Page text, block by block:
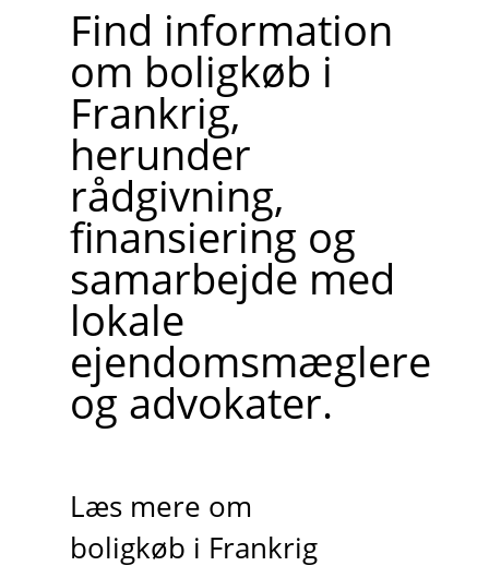
Find information
om boligkøb i
Frankrig,
herunder
rådgivning,
finansiering og
samarbejde med
lokale
ejendomsmæglere
og advokater.
Læs mere om
boligkøb i Frankrig